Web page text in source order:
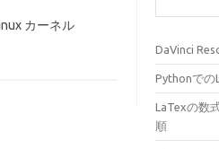
カーネル
DaVinci
Pythonでの
LaTexの数
順